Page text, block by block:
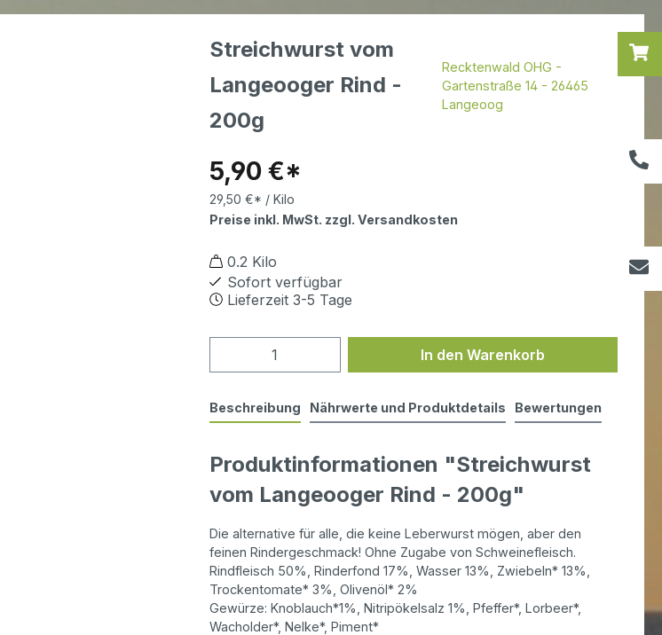
Streichwurst vom
Langeooger Rind -
200g
Recktenwald OHG -
Gartenstraße 14 - 26465
Langeoog
Regulärer Preis:
5,90 €*
29,50 €* / Kilo
Preise inkl. MwSt. zzgl. Versandkosten
0.2 Kilo
Sofort verfügbar
Lieferzeit 3-5 Tage
Produkt Anzahl: Gib den gewünschten
In den Warenkorb
Beschreibung Nährwerte und Produktdetails Bewertungen
Produktinformationen "Streichwurst
vom Langeooger Rind - 200g"
Die alternative für alle, die keine Leberwurst mögen, aber den
feinen Rindergeschmack! Ohne Zugabe von Schweinefleisch.
Rindfleisch 50%, Rinderfond 17%, Wasser 13%, Zwiebeln* 13%,
Trockentomate* 3%, Olivenöl* 2%
Gewürze: Knoblauch*1%, Nitripökelsalz 1%, Pfeffer*, Lorbeer*,
Wacholder*, Nelke*, Piment*